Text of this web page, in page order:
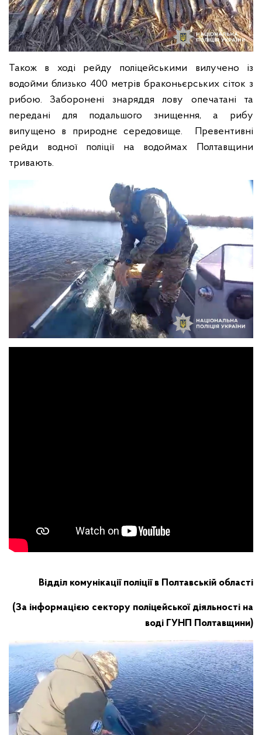
Також в ході рейду поліцейськими вилучено із
водойми близько 400 метрів браконьєрських сіток з
рибою. Заборонені знаряддя лову опечатані та
передані для подальшого знищення, а рибу
випущено в природнє середовище. Превентивні
рейди водної поліції на водоймах Полтавщини
тривають.
Відділ комунікації поліції в Полтавській області
(За інформацією сектору поліцейської діяльності на
воді ГУНП Полтавщини)